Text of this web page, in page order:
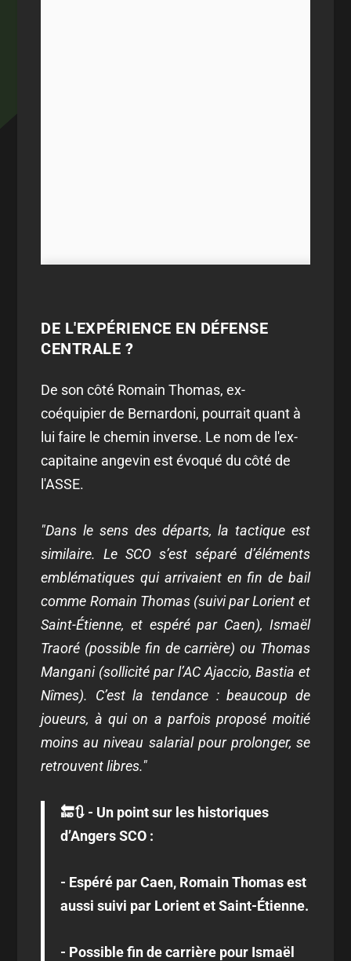
DE L'EXPÉRIENCE EN DÉFENSE
CENTRALE ?
De son côté Romain Thomas, ex-
coéquipier de Bernardoni, pourrait quant à
lui faire le chemin inverse. Le nom de l'ex-
capitaine angevin est évoqué du côté de
l'ASSE.
"Dans le sens des départs, la tactique est
similaire. Le SCO s’est séparé d’éléments
emblématiques qui arrivaient en fin de bail
comme Romain Thomas (suivi par Lorient et
Saint-Étienne, et espéré par Caen), Ismaël
Traoré (possible fin de carrière) ou Thomas
Mangani (sollicité par l’AC Ajaccio, Bastia et
Nîmes). C’est la tendance : beaucoup de
joueurs, à qui on a parfois proposé moitié
moins au niveau salarial pour prolonger, se
retrouvent libres."
🔚🔃 - Un point sur les historiques
d’Angers SCO :
- Espéré par Caen, Romain Thomas est
aussi suivi par Lorient et Saint-Étienne.
- Possible fin de carrière pour Ismaël